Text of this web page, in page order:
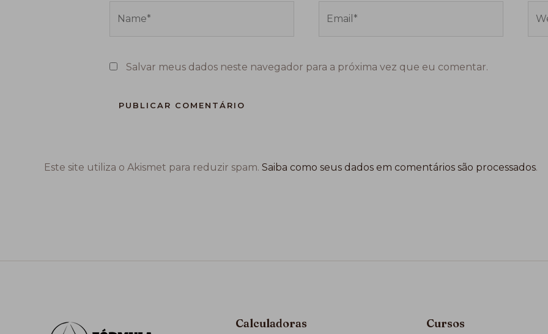
Salvar meus dados neste navegador para a próxima vez que eu comentar.
Este site utiliza o Akismet para reduzir spam. Saiba como seus dados em comentários são processados.
Calculadoras Cursos